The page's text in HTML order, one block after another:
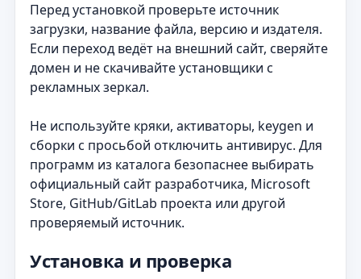
Перед установкой проверьте источник
загрузки, название файла, версию и издателя.
Если переход ведёт на внешний сайт, сверяйте
домен и не скачивайте установщики с
рекламных зеркал.
Не используйте кряки, активаторы, keygen и
сборки с просьбой отключить антивирус. Для
программ из каталога безопаснее выбирать
официальный сайт разработчика, Microsoft
Store, GitHub/GitLab проекта или другой
проверяемый источник.
Установка и проверка